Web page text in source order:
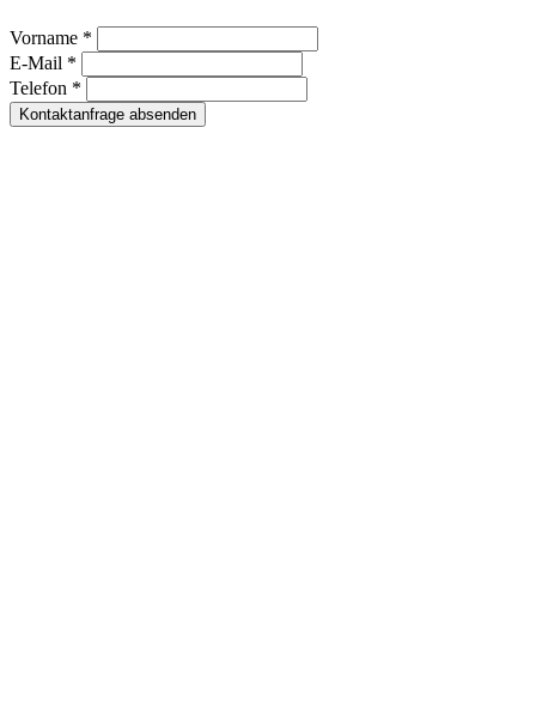
Vorname *
E-Mail *
Telefon *